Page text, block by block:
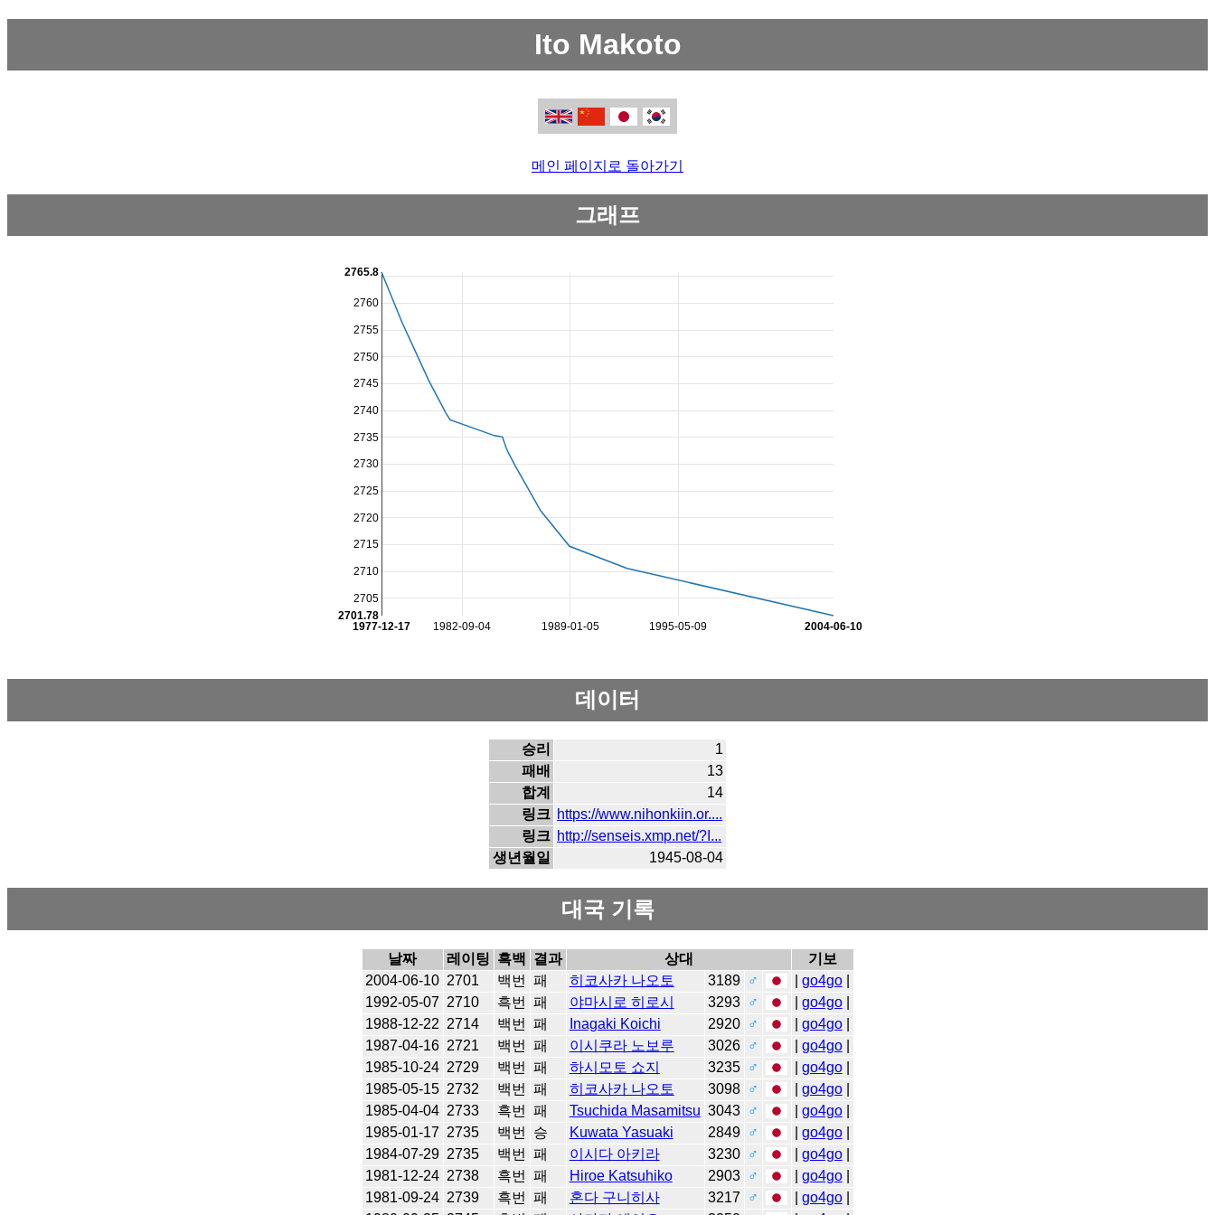
Ito Makoto
메인 페이지로 돌아가기
그래프
1982-09-04 1989-01-05 1995-05-09
1977-12-17 2004-06-10
2705
2710
2715
2720
2725
2730
2735
2740
2745
2750
2755
2760
2701.78
2765.8
데이터
승리
1
패배
13
합계
14
링크 https://www.nihonkiin.or....
링크 http://senseis.xmp.net/?I...
생년월일
1945-08-04
대국 기록
날짜 레이팅 흑백 결과 상대
기보
2004-06-10 2701 백번 패 히코사카 나오토 3189 ♂ go4go|
1992-05-07 2710 흑번 패 야마시로 히로시 3293 ♂ go4go|
1988-12-22 2714 백번 패 Inagaki Koichi 2920 ♂ go4go|
1987-04-16 2721 백번 패 이시쿠라 노보루 3026 ♂ go4go|
1985-10-24 2729 백번 패 하시모토 쇼지 3235 ♂ go4go|
1985-05-15 2732 백번 패 히코사카 나오토 3098 ♂ go4go|
1985-04-04 2733 흑번 패 Tsuchida Masamitsu 3043 ♂ go4go|
1985-01-17 2735 백번 승 Kuwata Yasuaki 2849 ♂ go4go|
1984-07-29 2735 백번 패 이시다 아키라 3230 ♂ go4go|
1981-12-24 2738 흑번 패 Hiroe Katsuhiko 2903 ♂ go4go|
1981-09-24 2739 흑번 패 혼다 구니히사 3217 ♂ go4go|